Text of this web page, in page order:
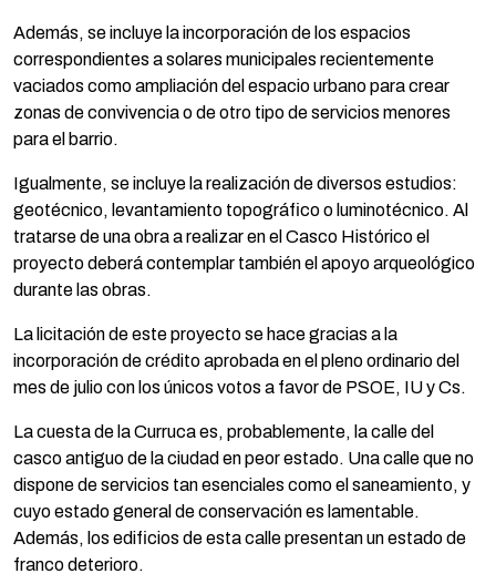
Además, se incluye la incorporación de los espacios
correspondientes a solares municipales recientemente
vaciados como ampliación del espacio urbano para crear
zonas de convivencia o de otro tipo de servicios menores
para el barrio.
Igualmente, se incluye la realización de diversos estudios:
geotécnico, levantamiento topográfico o luminotécnico. Al
tratarse de una obra a realizar en el Casco Histórico el
proyecto deberá contemplar también el apoyo arqueológico
durante las obras.
La licitación de este proyecto se hace gracias a la
incorporación de crédito aprobada en el pleno ordinario del
mes de julio con los únicos votos a favor de PSOE, IU y Cs.
La cuesta de la Curruca es, probablemente, la calle del
casco antiguo de la ciudad en peor estado. Una calle que no
dispone de servicios tan esenciales como el saneamiento, y
cuyo estado general de conservación es lamentable.
Además, los edificios de esta calle presentan un estado de
franco deterioro.